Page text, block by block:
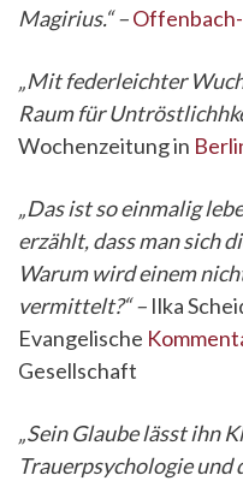
Magirius.“ –
„Mit federleichter
Raum für
Wochenzeitung in
„Das ist so einmalig
erzählt, dass man sich
Warum wird einem
vermittelt?“ – Ilka
Evangelische
Gesellschaft
„Sein Glaube lässt ihn
Trauerpsychologie